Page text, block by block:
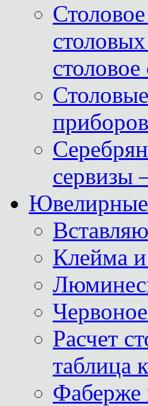
сервизы
Клейма
Расчет
таблица
Фаберже